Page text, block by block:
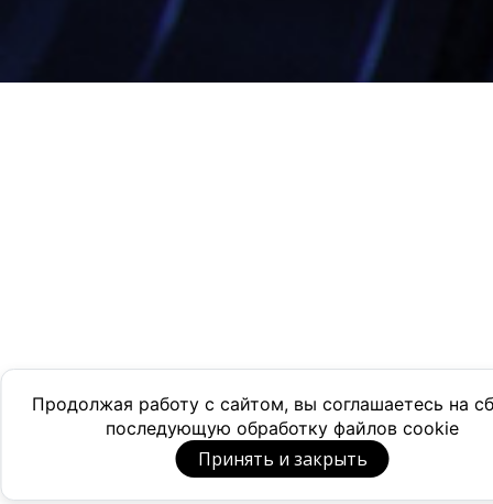
Продолжая работу с сайтом, вы соглашаетесь на
последующую обработку файлов cookie
Принять и закрыть